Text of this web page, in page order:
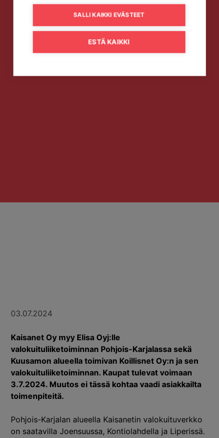
03.07.2024
Kaisanet Oy myy Elisa Oyj:lle
valokuituliiketoiminnan Pohjois-Karjalassa sekä
Kuusamon alueella toimivan Koillisnet Oy:n ja sen
valokuituliiketoiminnan. Kaupat tulevat voimaan
3.7.2024. Muutos ei tässä kohtaa vaadi asiakkailta
toimenpiteitä.
Pohjois-Karjalan alueella Kaisanetin valokuituverkko
on saatavilla Joensuussa, Kontiolahdella ja Liperissä.
SALLI KAIKKI EVÄSTEET
ESTÄ KAIKKI